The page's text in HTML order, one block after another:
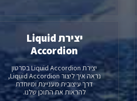
יצירת Liquid
Accordion
יצירת Liquid Accordion בסרטון
נראה איך ליצור Liquid Accordion,
דרך עיצובית מעניינת ומיוחדת
להראות את התוכן שלנו.